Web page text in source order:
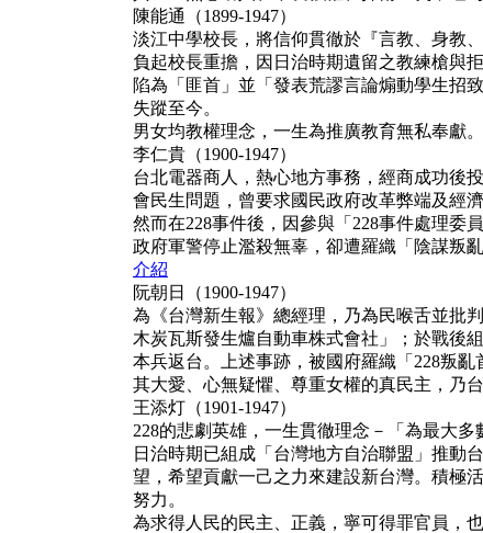
陳能通（1899-1947）
淡江中學校長，將信仰貫徹於『言教、身教
負起校長重擔，因日治時期遺留之教練槍與
陷為「匪首」並「發表荒謬言論煽動學生
失蹤至今。
男女均教權理念，一生為推廣教育無私奉獻
李仁貴（1900-1947）
台北電器商人，熱心地方事務，經商成功後
會民生問題，曾要求國民政府改革弊端及經濟
然而在228事件後，因參與「228事件處理委
政府軍警停止濫殺無辜，卻遭羅織「陰謀叛
介紹
阮朝日（1900-1947）
為《台灣新生報》總經理，乃為民喉舌並批
木炭瓦斯發生爐自動車株式會社」；於戰後
本兵返台。上述事跡，被國府羅織「228叛
其大愛、心無疑懼、尊重女權的真民主，乃
王添灯（1901-1947）
228的悲劇英雄，一生貫徹理念－「為最大多
日治時期已組成「台灣地方自治聯盟」推動
望，希望貢獻一己之力來建設新台灣。積極
努力。
為求得人民的民主、正義，寧可得罪官員，